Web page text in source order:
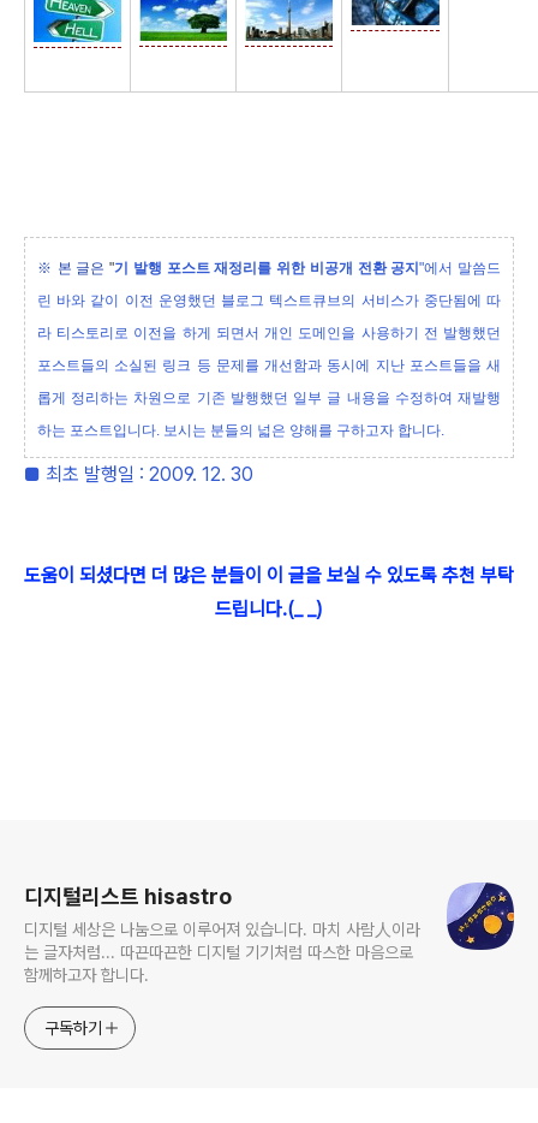
※ 본 글은 "기 발행 포스트 재정리를 위한 비공개 전환 공지"에서 말씀드
린 바와 같이 이전 운영했던 블로그 텍스트큐브의 서비스가 중단됨에 따
라 티스토리로 이전을 하게 되면서 개인 도메인을 사용하기 전 발행했던
포스트들의 소실된 링크 등 문제를 개선함과 동시에 지난 포스트들을 새
롭게 정리하는 차원으로 기존 발행했던 일부 글 내용을 수정하여 재발행
하는 포스트입니다. 보시는 분들의 넓은 양해를 구하고자 합니다.
■ 최초 발행일 : 2009. 12. 30
도움이 되셨다면 더 많은 분들이 이 글을 보실 수 있도록 추천 부탁
드립니다.(_ _)
디지털리스트 hisastro
디지털 세상은 나눔으로 이루어져 있습니다. 마치 사람人이라
는 글자처럼... 따끈따끈한 디지털 기기처럼 따스한 마음으로
함께하고자 합니다.
구독하기